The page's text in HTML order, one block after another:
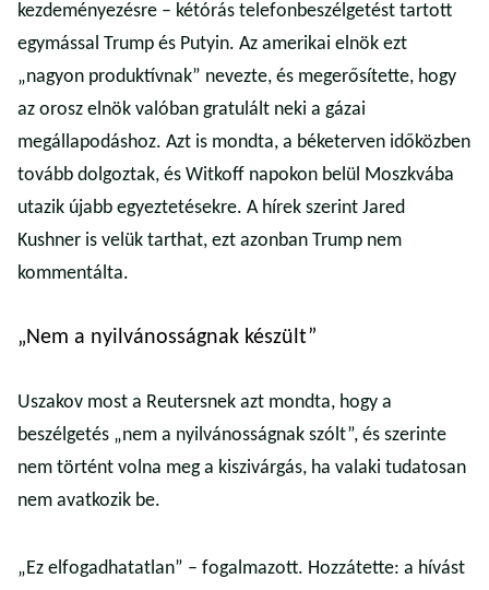
kezdeményezésre – kétórás telefonbeszélgetést tartott
egymással Trump és Putyin. Az amerikai elnök ezt
„nagyon produktívnak” nevezte, és megerősítette, hogy
az orosz elnök valóban gratulált neki a gázai
megállapodáshoz. Azt is mondta, a béketerven időközben
tovább dolgoztak, és Witkoff napokon belül Moszkvába
utazik újabb egyeztetésekre. A hírek szerint Jared
Kushner is velük tarthat, ezt azonban Trump nem
kommentálta.
„Nem a nyilvánosságnak készült”
Uszakov most a Reutersnek azt mondta, hogy a
beszélgetés „nem a nyilvánosságnak szólt”, és szerinte
nem történt volna meg a kiszivárgás, ha valaki tudatosan
nem avatkozik be.
„Ez elfogadhatatlan” – fogalmazott. Hozzátette: a hívást